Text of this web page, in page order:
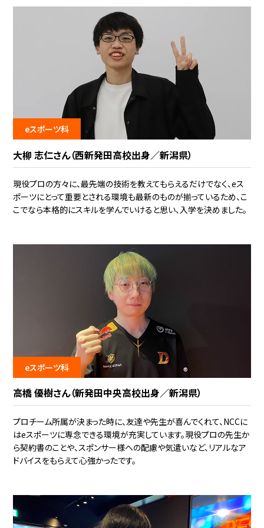
eスポーツ科
大柳 志仁さん（西新発田高校出身／新潟県）
現役プロの方々に、最先端の技術を教えてもらえるだけでなく、eス
ポーツにとって重要とされる環境も最新のものが揃っているため、こ
こでなら本格的にスキルを学んでいけると思い、入学を決めました。
eスポーツ科
高橋 優樹さん（新発田中央高校出身／新潟県）
プロチーム所属が決まった時に、友達や先生が喜んでくれて、NCCに
はeスポーツに専念できる環境が充実しています。現役プロの先生か
ら契約書のことや、スポンサー様への配慮や気遣いなど、リアルなア
ドバイスをもらえて心強かったです。